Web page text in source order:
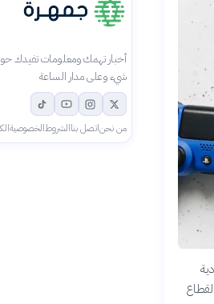
أخبار تهمك ومعلومات تفيدك
شيء وعلى مدار الساعة
من نحناتصل بناالشروطالخصوصية